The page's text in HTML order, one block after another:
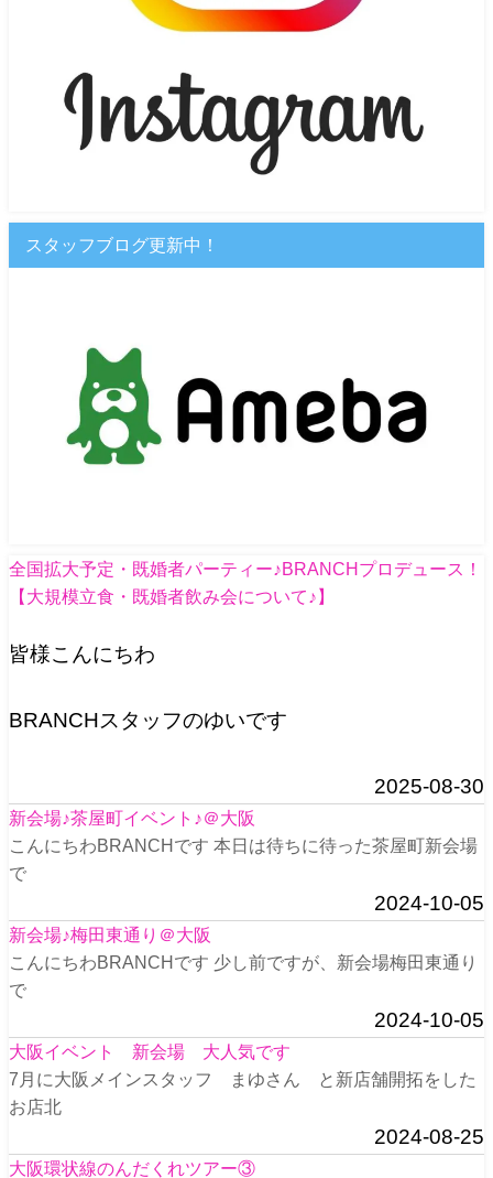
スタッフブログ更新中！
全国拡大予定・既婚者パーティー♪BRANCHプロデュース！
【大規模立食・既婚者飲み会について♪】
皆様こんにちわ
BRANCHスタッフのゆいです
2025-08-30
新会場♪茶屋町イベント♪＠大阪
こんにちわBRANCHです 本日は待ちに待った茶屋町新会場
で
2024-10-05
新会場♪梅田東通り＠大阪
こんにちわBRANCHです 少し前ですが、新会場梅田東通り
で
2024-10-05
大阪イベント 新会場 大人気です
7月に大阪メインスタッフ まゆさん と新店舗開拓をした
お店北
2024-08-25
大阪環状線のんだくれツアー③